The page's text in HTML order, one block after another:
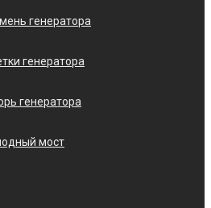
генератора
генератора
генератора
мост